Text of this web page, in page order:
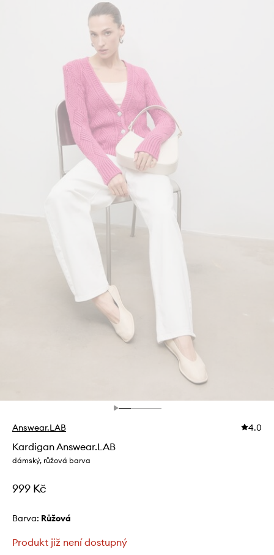
Answear.LAB 4.0
Kardigan Answear.LAB
dámský, růžová barva
999 Kč
Barva: růžová
Produkt již není dostupný